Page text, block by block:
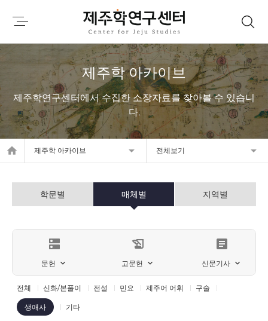
제주학 아카이브
제주학연구센터에서 수집한 소장자료를 찾아볼 수 있습니
다.
home 제주학 아카이브 전체보기
학문별 매체별 지역별
dns
문헌
history_edu
고문헌
article
신문기사
전체 신화/본풀이 전설 민요 제주어 어휘 구술
생애사 기타